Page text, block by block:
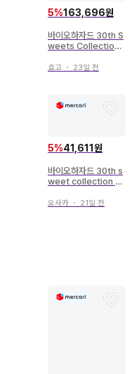
5%163,696원
바이오하자드 30th S
weets Collection
효고 ・ 23일 전
5%41,611원
바이오하자드 30th s
weet collection 클
오사카 ・ 21일 전